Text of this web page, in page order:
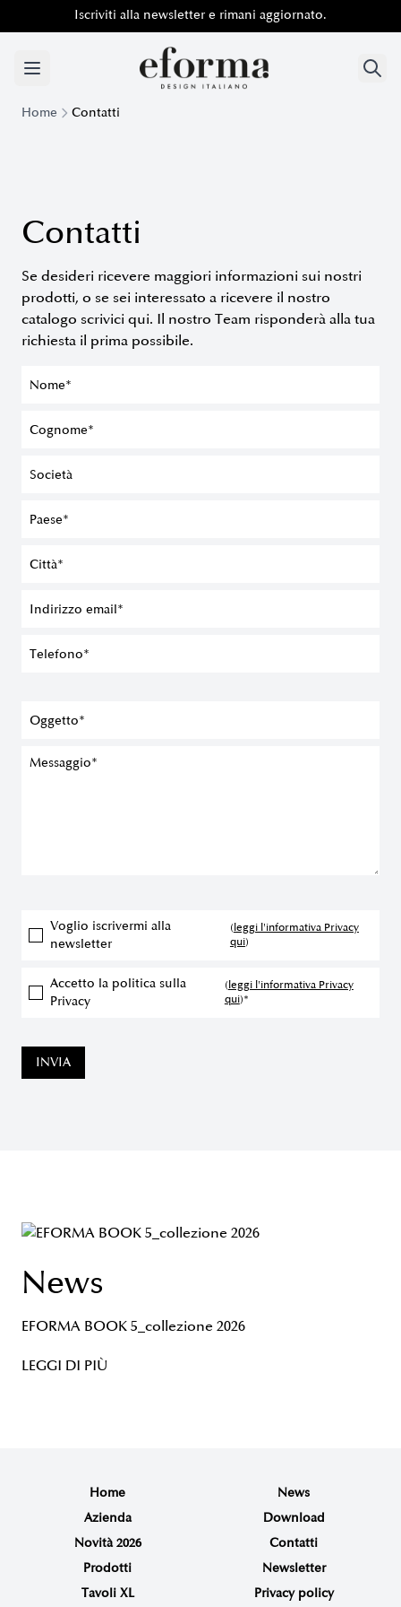
Iscriviti alla newsletter e rimani aggiornato.
Iscriviti alla newsletter e rimani aggiornato.
Home Contatti
Contatti
Se desideri ricevere maggiori informazioni sui nostri
prodotti, o se sei interessato a ricevere il nostro
catalogo scrivici qui. Il nostro Team risponderà alla tua
richiesta il prima possibile.
Voglio iscrivermi alla
newsletter
(leggi l'informativa Privacy
qui)
Accetto la politica sulla
Privacy
(leggi l'informativa Privacy
qui)*
INVIA
News
EFORMA BOOK 5_collezione 2026
LEGGI DI PIÙ
Home
Azienda
Novità 2026
Prodotti
Tavoli XL
News
Download
Contatti
Newsletter
Privacy policy